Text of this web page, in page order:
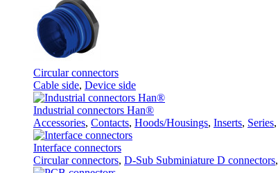
Circular connectors
Cable side, Device side
Industrial connectors Han®
Accessories, Contacts, Hoods/Housings, Inserts, Series,
Interface connectors
Circular connectors, D-Sub Subminiature D connectors,